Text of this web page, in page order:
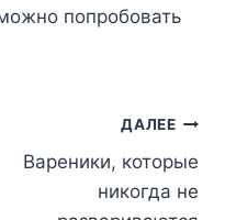
попробовать
ДАЛЕЕ
Вареники, которые
никогда не